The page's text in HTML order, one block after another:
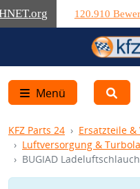
.org 120.910
Menü
KFZ Parts 24 Ersatzteile
Luftversorgung &
BUGIAD